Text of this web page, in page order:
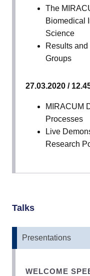
child menu
child menu
The
Biomedical
Science
Results
Groups
27.03.2020 /
MIRACUM
Processes
Live
Research
Talks
Presentations
WELCOME